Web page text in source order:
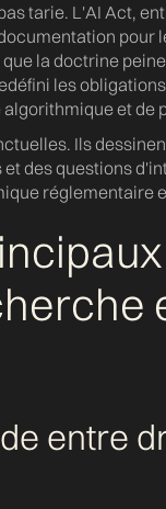
tarie. L'AI Act,
pour
la doctrine
les
et de
Ils
des questions
réglementaire
entre